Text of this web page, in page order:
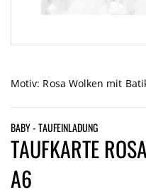
der
Bildgalerie
Motiv: Rosa Wolken mit
BABY - TAUFEINLADUNG
TAUFKARTE
A6